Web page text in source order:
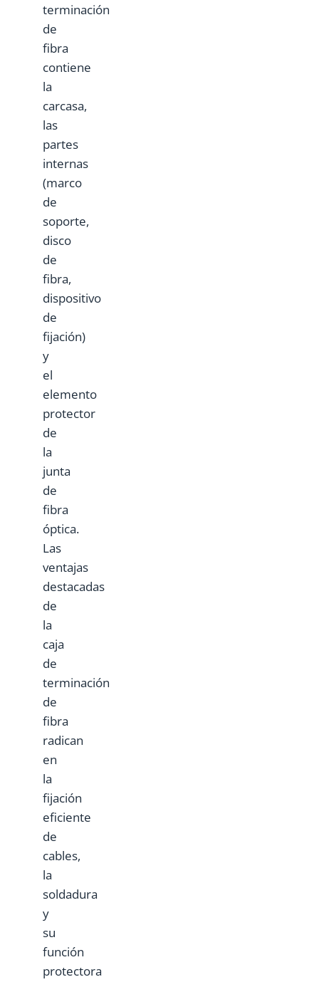
terminación
de
fibra
contiene
la
carcasa,
las
partes
internas
(marco
de
soporte,
disco
de
fibra,
dispositivo
de
fijación)
y
el
elemento
protector
de
la
junta
de
fibra
óptica.
Las
ventajas
destacadas
de
la
caja
de
terminación
de
fibra
radican
en
la
fijación
eficiente
de
cables,
la
soldadura
y
su
función
protectora